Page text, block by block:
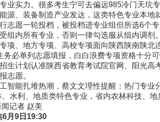
实力。很多考生宁可去偏远985冷门天坑
源、装备制造产业发达，这类特色专业本地
愿一轮投档，被投档进专业组但所选6个
组内所有专业，否则一律勾选服从组内调剂。
、地方专项、高校专项面向陕西陕南陕北
必单列志愿填报，白白浪费专项资格十分可
计划认准陕西省教育考试院官网、阳光高
志愿。
能扎堆热潮，蔡文文理性提醒：热门专业
水利、地质类特色专业，省内农林科技、
记者 赵美
月9日19:30